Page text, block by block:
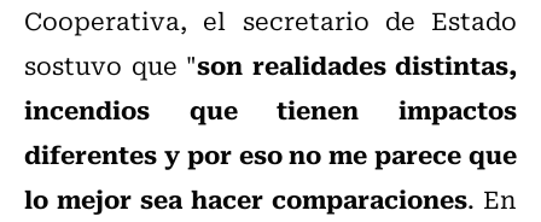
Cooperativa, el secretario de Estado
sostuvo que "son realidades distintas,
incendios que tienen impactos
diferentes y por eso no me parece que
lo mejor sea hacer comparaciones. En